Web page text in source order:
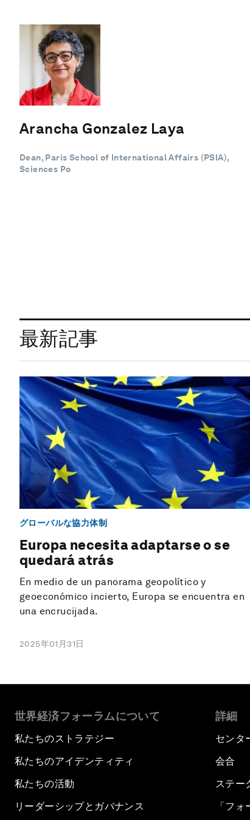
Arancha Gonzalez Laya
Dean, Paris School of International Affairs (PSIA),
Sciences Po
最新記事
グローバルな協力体制
Europa necesita adaptarse o se
quedará atrás
En medio de un panorama geopolítico y
geoeconómico incierto, Europa se encuentra en
una encrucijada.
2025年01月31日
世界経済フォーラムについて
私たちのストラテジー
私たちのアイデンティティ
私たちの活動
リーダーシップとガバナンス
詳細
センタ
会合
ステー
「フ